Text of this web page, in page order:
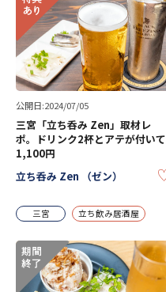
公開日:2024/07/05
三宮「立ち呑み Zen」取材レ
ポ。ドリンク2杯とアテが付いて
1,100円
立ち呑み Zen （ゼン）
三宮 立ち飲み居酒屋